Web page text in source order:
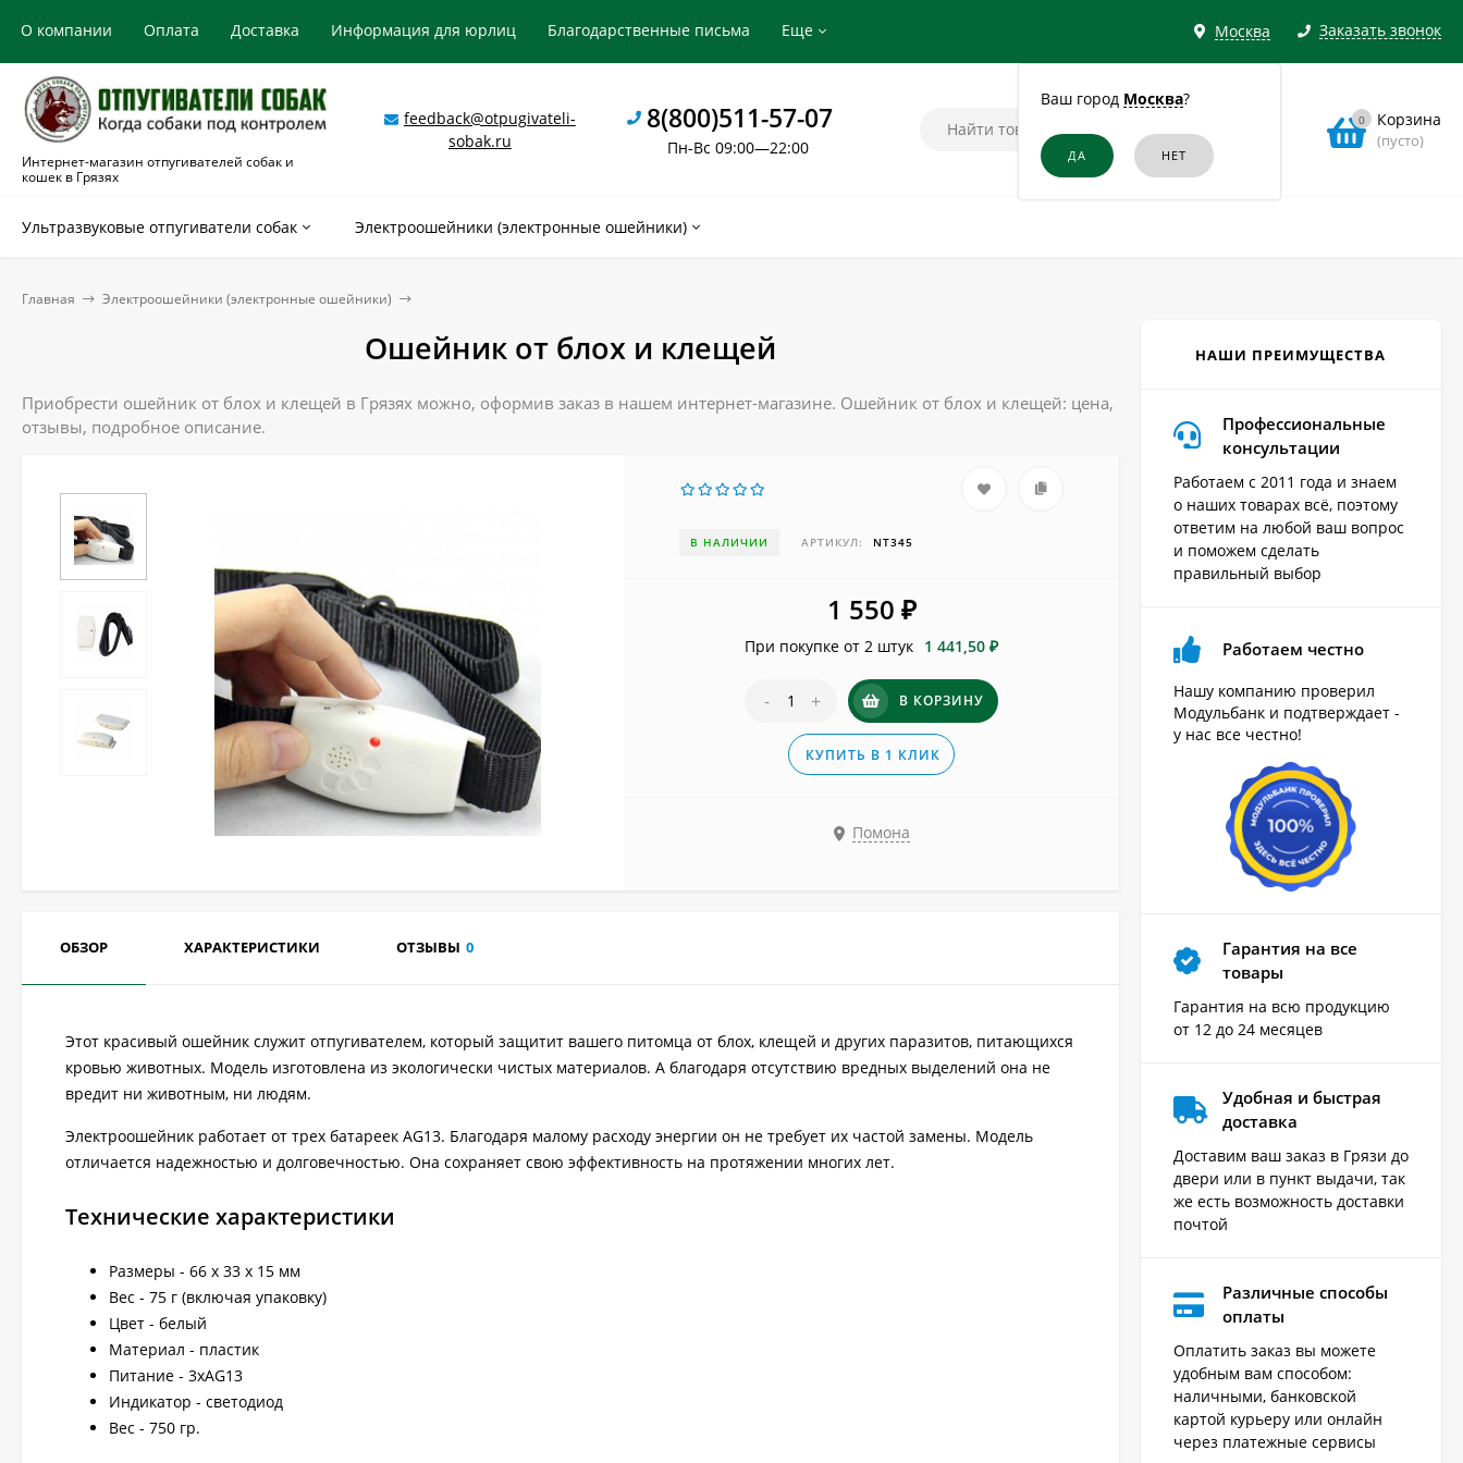
Москва
Ваш город Москва?
Заказать звонок
О компании Оплата Доставка Информация для юрлиц Благодарственные письма Еще
Интернет-магазин отпугивателей собак и
кошек в Грязях
feedback@otpugivateli-
sobak.ru
8(800)511-57-07
Пн-Вс 09:00—22:00
0 Корзина
(пусто)
Ультразвуковые отпугиватели собак Электроошейники (электронные ошейники)
Главная Электроошейники (электронные ошейники)
Ошейник от блох и клещей
Приобрести ошейник от блох и клещей в Грязях можно, оформив заказ в нашем интернет-магазине. Ошейник от блох и клещей: цена,
отзывы, подробное описание.
В НАЛИЧИИ АРТИКУЛ: NT345
1 550 ₽
При покупке от 2 штук 1 441,50 ₽
- + В КОРЗИНУ
КУПИТЬ В 1 КЛИК
Помона
ОБЗОР ХАРАКТЕРИСТИКИ ОТЗЫВЫ 0
Этот красивый ошейник служит отпугивателем, который защитит вашего питомца от блох, клещей и других паразитов, питающихся
кровью животных. Модель изготовлена из экологически чистых материалов. А благодаря отсутствию вредных выделений она не
вредит ни животным, ни людям.
Электроошейник работает от трех батареек AG13. Благодаря малому расходу энергии он не требует их частой замены. Модель
отличается надежностью и долговечностью. Она сохраняет свою эффективность на протяжении многих лет.
Технические характеристики
Размеры - 66 x 33 x 15 мм
Вес - 75 г (включая упаковку)
Цвет - белый
Материал - пластик
Питание - 3xAG13
Индикатор - светодиод
Вес - 750 гр.
НАШИ ПРЕИМУЩЕСТВА
Профессиональные
консультации
Работаем с 2011 года и знаем
о наших товарах всё, поэтому
ответим на любой ваш вопрос
и поможем сделать
правильный выбор
Работаем честно
Нашу компанию проверил
Модульбанк и подтверждает -
у нас все честно!
Гарантия на все
товары
Гарантия на всю продукцию
от 12 до 24 месяцев
Удобная и быстрая
доставка
Доставим ваш заказ в Грязи до
двери или в пункт выдачи, так
же есть возможность доставки
почтой
Различные способы
оплаты
Оплатить заказ вы можете
удобным вам способом:
наличными, банковской
картой курьеру или онлайн
через платежные сервисы